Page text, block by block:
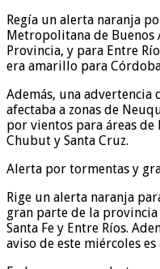
Regía un alerta naranja
Metropolitana de Buenos
Provincia, y para Entre
era amarillo para
Además, una
afectaba a zonas de
por vientos para áreas de
Chubut y Santa Cruz.
Alerta por tormentas y
Rige un alerta naranja
gran parte de la
Santa Fe y Entre Ríos.
aviso de este miércoles